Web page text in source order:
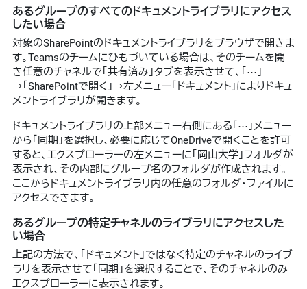
あるグループのすべてのドキュメントライブラリにアクセス
したい場合
対象のSharePointのドキュメントライブラリをブラウザで開きま
す。Teamsのチームにひもづいている場合は、そのチームを開
き任意のチャネルで「共有済み」タブを表示させて、「⋯」
→「SharePointで開く」→左メニュー「ドキュメント」によりドキュ
メントライブラリが開きます。
ドキュメントライブラリの上部メニュー右側にある「⋯」メニュー
から「同期」を選択し、必要に応じてOneDriveで開くことを許可
すると、エクスプローラーの左メニューに「岡山大学」フォルダが
表示され、その内部にグループ名のフォルダが作成されます。
ここからドキュメントライブラリ内の任意のフォルダ・ファイルに
アクセスできます。
あるグループの特定チャネルのライブラリにアクセスした
い場合
上記の方法で、「ドキュメント」ではなく特定のチャネルのライブ
ラリを表示させて「同期」を選択することで、そのチャネルのみ
エクスプローラーに表示されます。